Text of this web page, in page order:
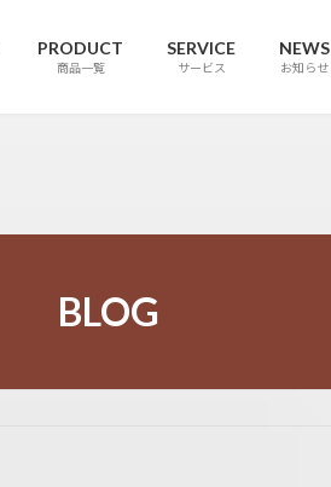
PRODUCT
商品一覧
SERVICE
サービス
NEWS
お知らせ
BLOG